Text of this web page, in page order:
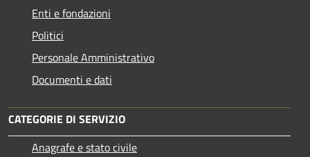
Enti e fondazioni
Politici
Personale Amministrativo
Documenti e dati
CATEGORIE DI SERVIZIO
Anagrafe e stato civile